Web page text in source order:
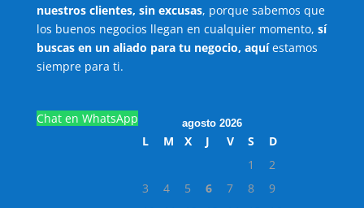
nuestros clientes, sin excusas, porque sabemos que
los buenos negocios llegan en cualquier momento, sí
buscas en un aliado para tu negocio, aquíestamos
siempre para ti.
Chat en WhatsApp agosto 2026
L M X J V S
D
1
2
3
4 5 6 7 8
9